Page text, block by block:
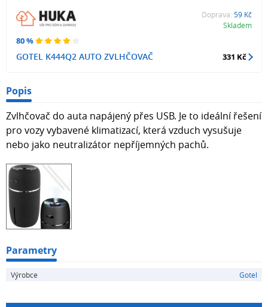
80 %
GOTEL K444Q2 AUTO ZVLHČOVAČ
Doprava: 59 Kč
Skladem
331 Kč
Popis
Zvlhčovač do auta napájený přes USB. Je to ideální řešení
pro vozy vybavené klimatizací, která vzduch vysušuje
nebo jako neutralizátor nepříjemných pachů.
Parametry
Výrobce Gotel